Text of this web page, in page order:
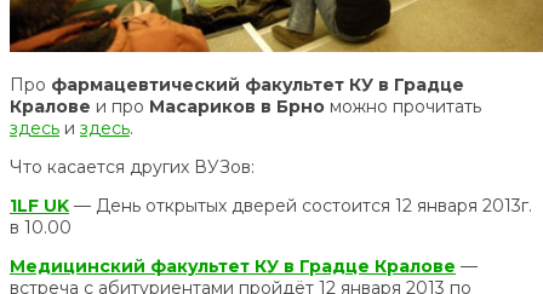
Про фармацевтический факультет КУ в Градце
Кралове и про Масариков в Брно можно прочитать
здесь и здесь.
Что касается других ВУЗов:
1LF UK — День открытых дверей состоится 12 января 2013г.
в 10.00
Медицинский факультет КУ в Градце Кралове —
встреча с абитуриентами пройдёт 12 января 2013 по